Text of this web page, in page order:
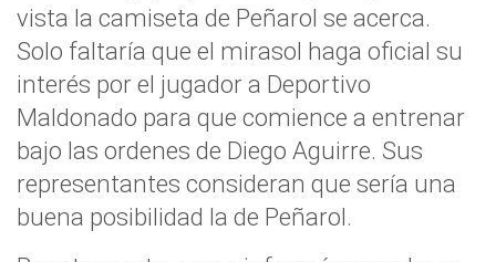
vista la camiseta de Peñarol se acerca.
Solo faltaría que el mirasol haga oficial su
interés por el jugador a Deportivo
Maldonado para que comience a entrenar
bajo las ordenes de Diego Aguirre. Sus
representantes consideran que sería una
buena posibilidad la de Peñarol.